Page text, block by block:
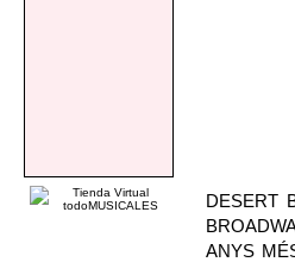
DESERT
ANYS